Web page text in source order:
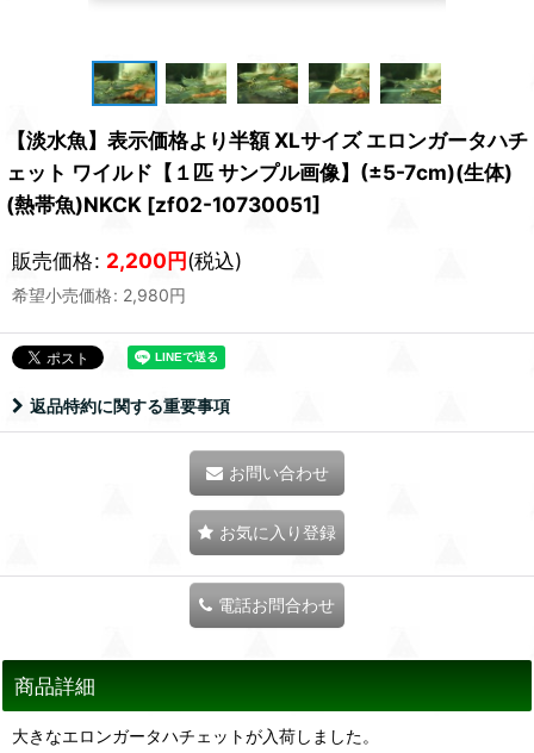
【淡水魚】表示価格より半額 XLサイズ エロンガータハチ
ェット ワイルド【１匹 サンプル画像】(±5-7cm)(生体)
(熱帯魚)NKCK [zf02-10730051]
販売価格: 2,200円(税込)
希望小売価格: 2,980円
返品特約に関する重要事項
お問い合わせ
お気に入り登録
電話お問合わせ
商品詳細
大きなエロンガータハチェットが入荷しました。